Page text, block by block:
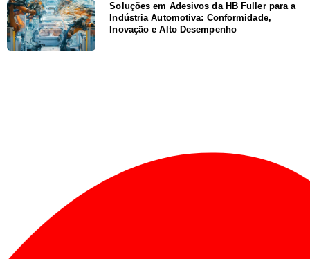
Soluções em Adesivos da HB Fuller para a
Indústria Automotiva: Conformidade,
Inovação e Alto Desempenho